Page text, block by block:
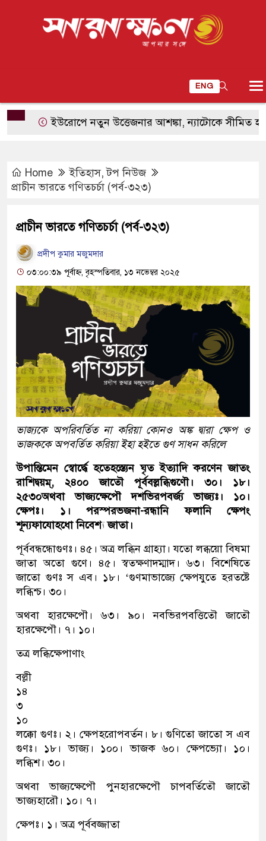
ENG
ইউরোপে নতুন উত্তেজনার আশঙ্কা, ন্যাটোকে সীমিত
Home ইতিহাস,টপ নিউজ
প্রাচীন ভারতে গণিতচর্চা (পর্ব-৩২৩)
প্রাচীন ভারতে গণিতচর্চা (পর্ব-৩২৩)
প্রদীপ কুমার মজুমদার
০৩:০০:৩৯ পূর্বাহ্ন, বৃহস্পতিবার, ১৩ নভেম্বর ২০২৫
ভাজ্যকে অপরিবর্তিত না করিয়া কোনও অঙ্ক দ্বারা ক্ষেপ ও
ভাজককে অপবর্তিত করিয়া ইহা হইতে গুণ সাধন করিলে
উপান্তিমেন স্বোর্দ্ধে হতেহস্ত্যেন ঘৃত ইত্যাদি করণেন জাতং
রাশিদ্বয়ম্, ২৪০০ জাতৌ পূর্ববল্লব্ধিগুণৌ। ৩০। ১৮।
২৫৩০অথবা ভাজ্যক্ষেপৌ দশভিরপবর্জ্য ভাজ্যঃ। ১০।
ক্ষেপঃ। ১। পরস্পরভজনা-রন্ধানি ফলানি ক্ষেপং
শূন্যফাযোহধো নিবেশ্য জাতা।
পূর্ববন্ধন্ধোগুণঃ। ৪৫। অত্র লব্ধিন গ্রাহ্যা। যতো লব্ধয়ো বিষমা
জাতা অতো গুণে। ৪৫। স্বতক্ষণাদম্মাদ। ৬৩। বিশেষিতে
জাতো গুণঃ স এব। ১৮। ‘গুণমাভাজ্যে ক্ষেপযুতে হরতষ্টে
লব্ধিশ্চ। ৩০।
অথবা হারক্ষেপৌ। ৬৩। ৯০। নবভিরপবত্তিতৌ জাতৌ
হারক্ষেপৌ। ৭। ১০।
তত্র লব্ধিক্ষেপাণাং
বল্লী
১৪
৩
১০
লক্কো গুণঃ। ২। ক্ষেপহরোপবর্তন। ৮। গুণিতো জাতো স এব
গুণঃ। ১৮। ভাজ্য। ১০০। ভাজক ৬০। ক্ষেপভ্যো। ১০।
লব্ধিশ। ৩০।
অথবা ভাজ্যক্ষেপৌ পুনহারক্ষেপৌ চাপবর্তিতৌ জাতৌ
ভাজ্যহারৌ। ১০। ৭।
ক্ষেপঃ। ১। অত্র পূর্ববজ্জাতা